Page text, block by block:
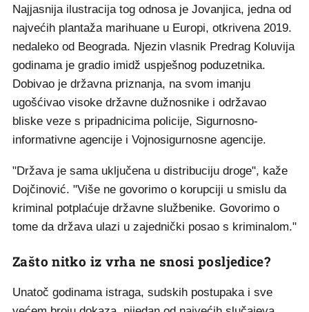
Najjasnija ilustracija tog odnosa je Jovanjica, jedna od
najvećih plantaža marihuane u Europi, otkrivena 2019.
nedaleko od Beograda. Njezin vlasnik Predrag Koluvija
godinama je gradio imidž uspješnog poduzetnika.
Dobivao je državna priznanja, na svom imanju
ugošćivao visoke državne dužnosnike i održavao
bliske veze s pripadnicima policije, Sigurnosno-
informativne agencije i Vojnosigurnosne agencije.
"Država je sama uključena u distribuciju droge", kaže
Dojčinović. "Više ne govorimo o korupciji u smislu da
kriminal potplaćuje državne službenike. Govorimo o
tome da država ulazi u zajednički posao s kriminalom."
Zašto nitko iz vrha ne snosi posljedice?
Unatoč godinama istraga, sudskih postupaka i sve